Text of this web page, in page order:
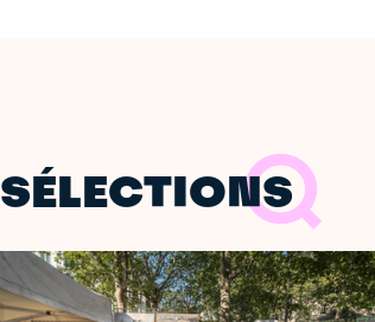
SÉLECTIONS